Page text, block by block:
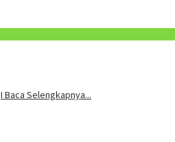
I Baca Selengkapnya...